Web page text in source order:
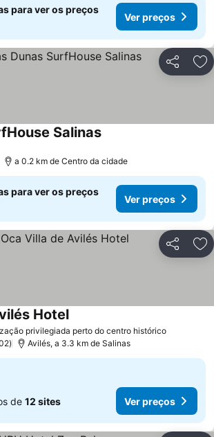
para ver os preços
Ver preços
Partilhar
Salinas
a 0.2 km de Centro da cidade
para ver os preços
Ver preços
Partilhar
privilegiada perto do centro histórico
Hotel
Avilés, a 3.3 km de Salinas
de 12 sites Ver preços